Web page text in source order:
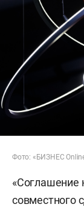
Фото: «БИЗНЕС
«Соглашение
совместного